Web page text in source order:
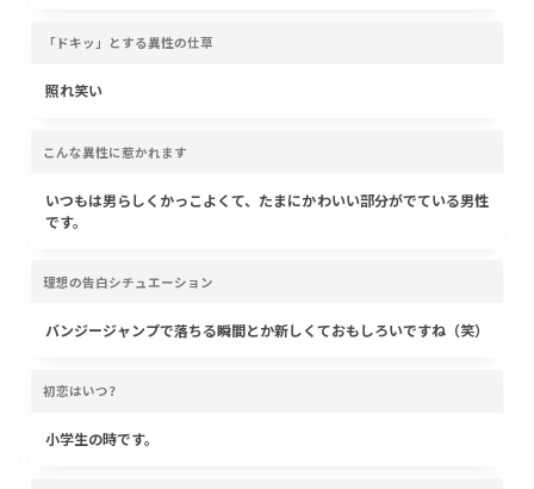
「ドキッ」とする異性の仕草
照れ笑い
こんな異性に惹かれます
いつもは男らしくかっこよくて、たまにかわいい部分がでている男性
です。
理想の告白シチュエーション
バンジージャンプで落ちる瞬間とか新しくておもしろいですね（笑）
初恋はいつ?
小学生の時です。